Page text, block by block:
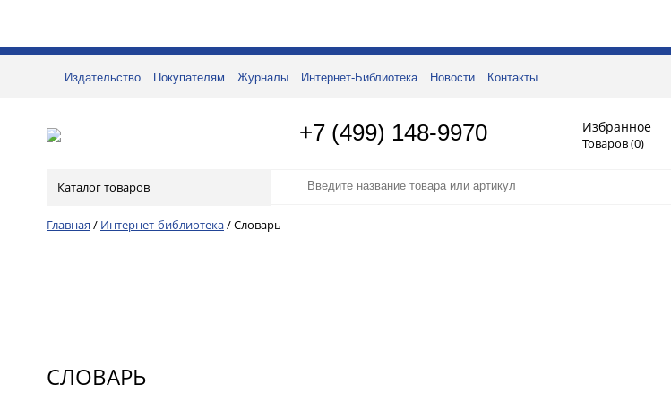
Издательство Покупателям Журналы Интернет-Библиотека Новости Контакты
+7 (499) 148-9970 Избранное
Товаров (0)
Каталог товаров
Главная / Интернет-библиотека/Словарь
СЛОВАРЬ